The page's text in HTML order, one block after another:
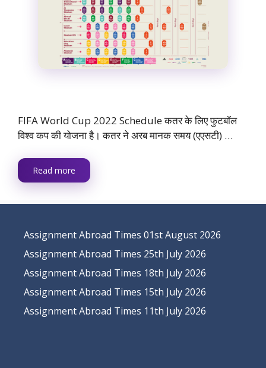
FIFA World Cup 2022 Schedule कतर के लिए फुटबॉल
विश्व कप की योजना है। कतर ने अरब मानक समय (एएसटी) …
Read more
Assignment Abroad Times 01st August 2026
Assignment Abroad Times 25th July 2026
Assignment Abroad Times 18th July 2026
Assignment Abroad Times 15th July 2026
Assignment Abroad Times 11th July 2026